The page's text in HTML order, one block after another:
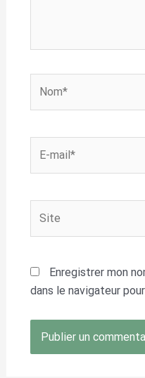
mail*
Enregistrer mon
dans le navigateur